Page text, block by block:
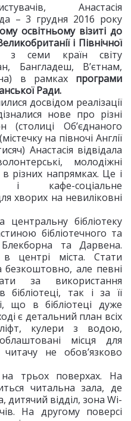
Анастасія
– 3 грудня 2016 року
освітньому візиті до
і Північної
з семи країн світу
Бангладеш, В’єтнам,
в рамках програми
Ради.
досвідом реалізації
нове про різні
(столиці Об’єднаного
на півночі Англії
Анастасія відвідала
молодіжні
різних напрямках. Це і
кафе-соціальне
хворих на невиліковні
центральну бібліотеку
бібліотечного та
Блекборна та Дарвена.
в центрі міста. Стати
безкоштовно, але певні
за використання
так і за її
що в бібліотеці дуже
є детальний план всіх
кулери з водою,
місця для
не обов’язково
на трьох поверхах. На
читальна зала, де
дитячий відділ, зона Wi-
На другому поверсі